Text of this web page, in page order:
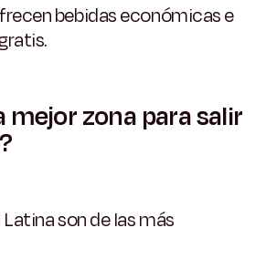
bebidas económicas e
mejor zona para salir
son de las más